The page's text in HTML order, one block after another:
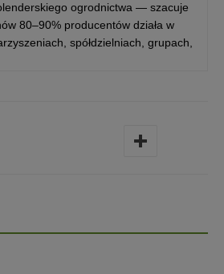
ogrodnictwa — szacuje
80–90% producentów działa w
spółdzielniach, grupach,